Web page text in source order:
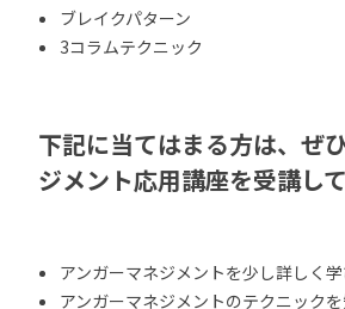
ブレイクパターン
3コラムテクニック
下記に当てはまる方は、ぜ
ジメント応用講座を受講し
アンガーマネジメントを少し詳しく
アンガーマネジメントのテクニック